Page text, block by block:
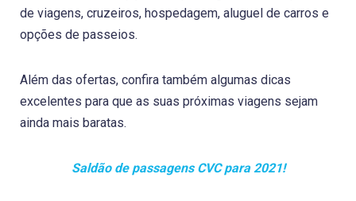
de viagens, cruzeiros, hospedagem, aluguel de carros e
opções de passeios.
Além das ofertas, confira também algumas dicas
excelentes para que as suas próximas viagens sejam
ainda mais baratas.
Saldão de passagens CVC para 2021!